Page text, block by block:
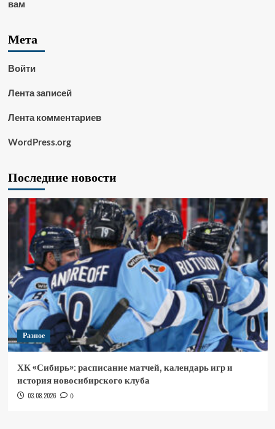
вам
Мета
Войти
Лента записей
Лента комментариев
WordPress.org
Последние новости
Разное
ХК «Сибирь»: расписание матчей, календарь игр и
история новосибирского клуба
03.08.2026 0